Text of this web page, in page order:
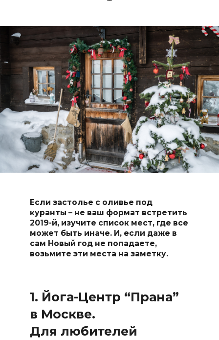
Если застолье с оливье под
куранты – не ваш формат встретить
2019-й, изучите список мест, где все
может быть иначе. И, если даже в
сам Новый год не попадаете,
возьмите эти места на заметку.
1. Йога-Центр “Прана”
в Москве.
Для любителей